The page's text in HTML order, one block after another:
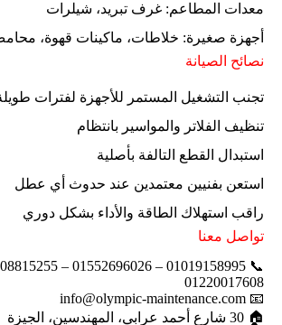
معدات المطاعم: غرف تبريد، شيلرات
أجهزة صغيرة: خلاطات، ماكينات قهوة،
نصائح الصيانة
تجنب التشغيل المستمر للأجهزة لفترات
تنظيف الفلاتر والمواسير بانتظام
استبدال القطع التالفة بأصلية
استعن بفنيين معتمدين عند حدوث أي عطل
راقب استهلاك الطاقة والأداء بشكل دوري
تواصل معنا
01220017608
📧 info@olympic-maintenance.com
🏠 30 شارع أحمد عرابي، المهندسين، الجيزة